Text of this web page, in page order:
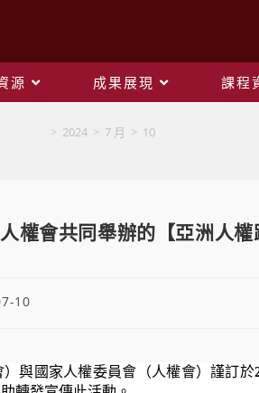
源 成果展現 課程
> 2024 > 7 月 > 10
權會共同舉辦的【亞洲人
10
與國家人權委員會（人權會）謹訂於